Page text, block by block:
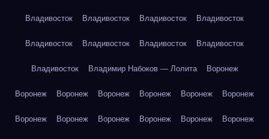
Владивосток Владивосток Владивосток Владивосток
Владивосток Владивосток Владивосток Владивосток
Владивосток Владимир Набоков — Лолита Воронеж
Воронеж Воронеж Воронеж Воронеж Воронеж Воронеж
Воронеж Воронеж Воронеж Воронеж Воронеж Воронеж